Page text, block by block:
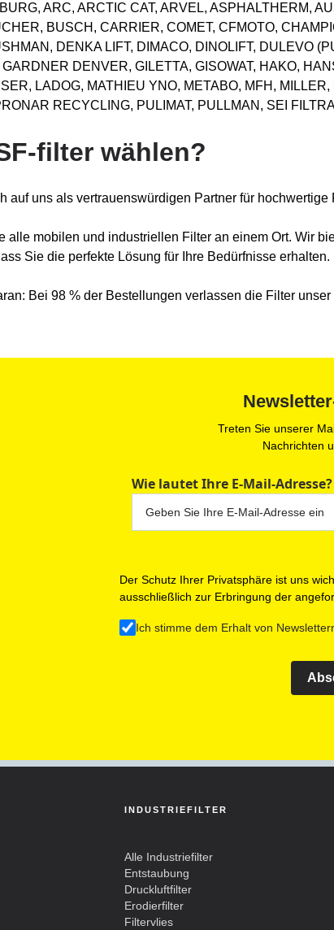
ARC, ARCTIC CAT, ARVEL, ASPHALTHERM,
BUSCH, CARRIER, COMET, CFMOTO,
DENKA LIFT, DIMACO, DINOLIFT, DULEVO
GARDNER DENVER, GILETTA, GISOWAT, HAKO,
LADOG, MATHIEU YNO, METABO, MFH,
RECYCLING, PULIMAT, PULLMAN, SEI
filter wählen?
auf uns als vertrauenswürdigen Partner für
alle mobilen und industriellen Filter an einem Ort. Wir
Sie die perfekte Lösung für Ihre Bedürfnisse erhalten.
Bei 98 % der Bestellungen verlassen die Filter
Treten Sie unserer
Nachrichten
Wie lautet Ihre E-Mail-Adresse?
Der Schutz Ihrer Privatsphäre ist uns
ausschließlich zur Erbringung der
Ich stimme dem Erhalt von
INDUSTRIEFILTER
Alle Industriefilter
Entstaubung
Druckluftfilter
Erodierfilter
Filtervlies